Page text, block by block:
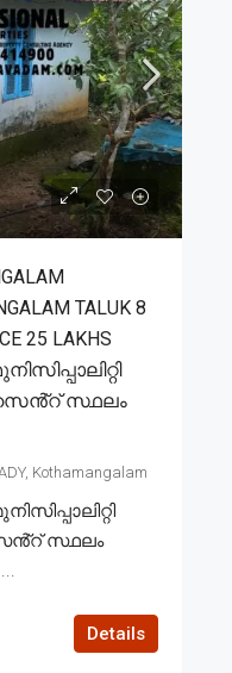
TALUK 8
25 LAKHS
സ്ഥലം
Kothamangalam
സ്ഥലം
Details